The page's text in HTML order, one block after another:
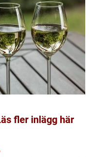
fler inlägg här